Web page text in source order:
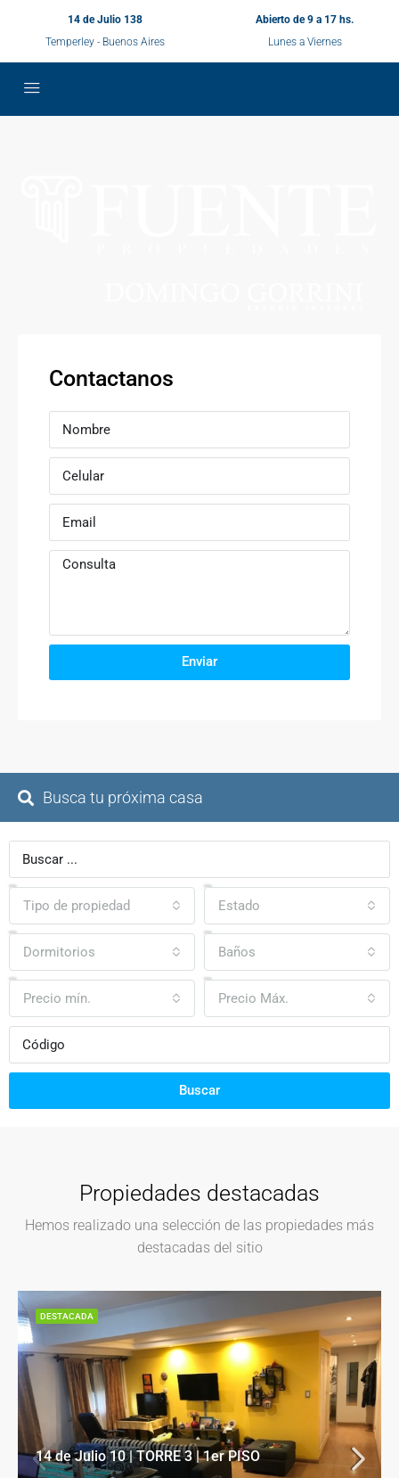
14 de Julio 138
Temperley - Buenos Aires
Abierto de 9 a 17 hs.
Lunes a Viernes
Contactanos
Enviar
Busca tu próxima casa
Tipo de propiedad Estado
Dormitorios Baños
Precio mín. Precio Máx.
Buscar
Propiedades destacadas
Hemos realizado una selección de las propiedades más
destacadas del sitio
14 de Julio 10 | TORRE 3 | 1er PISO
DESTACADA